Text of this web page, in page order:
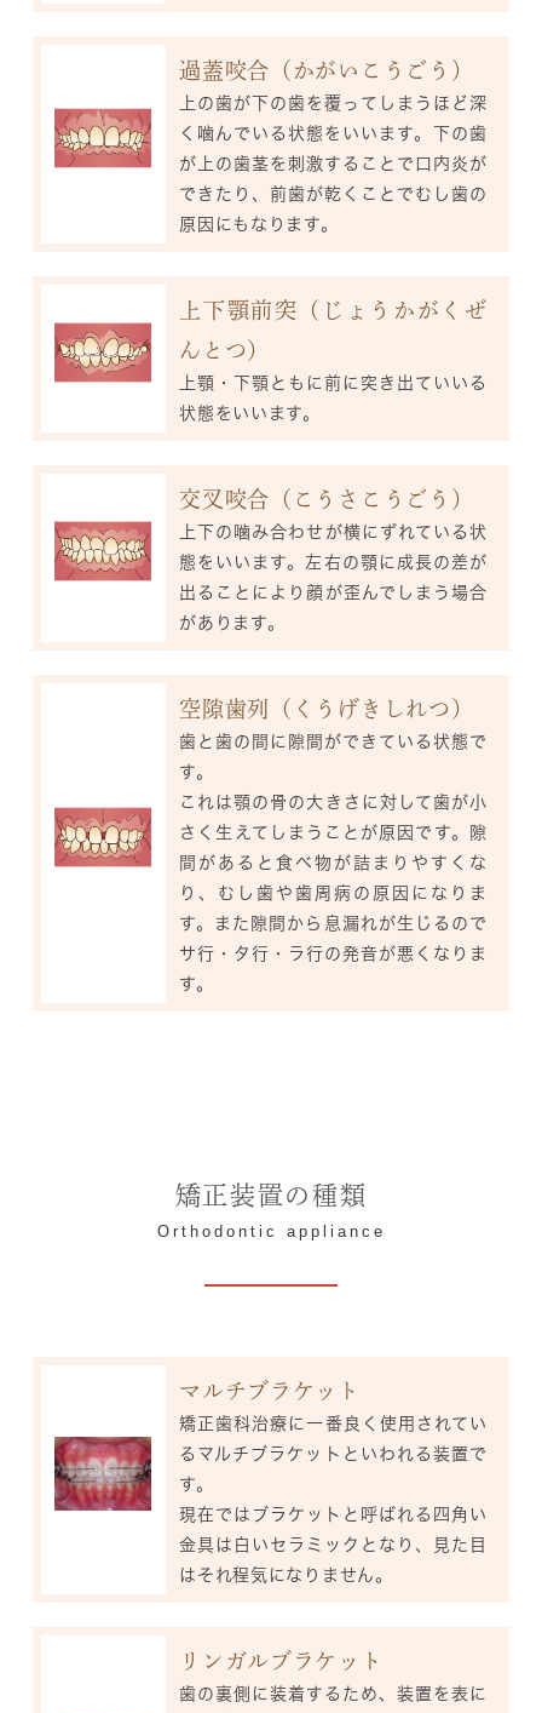
過蓋咬合（かがいこうごう）
上の歯が下の歯を覆ってしまうほど深
く噛んでいる状態をいいます。下の歯
が上の歯茎を刺激することで口内炎が
できたり、前歯が乾くことでむし歯の
原因にもなります。
上下顎前突（じょうかがくぜ
んとつ）
上顎・下顎ともに前に突き出ていいる
状態をいいます。
交叉咬合（こうさこうごう）
上下の噛み合わせが横にずれている状
態をいいます。左右の顎に成長の差が
出ることにより顔が歪んでしまう場合
があります。
空隙歯列（くうげきしれつ）
歯と歯の間に隙間ができている状態で
す。
これは顎の骨の大きさに対して歯が小
さく生えてしまうことが原因です。隙
間があると食べ物が詰まりやすくな
り、むし歯や歯周病の原因になりま
す。また隙間から息漏れが生じるので
サ行・タ行・ラ行の発音が悪くなりま
す。
矯正装置の種類
Orthodontic appliance
マルチブラケット
矯正歯科治療に一番良く使用されてい
るマルチブラケットといわれる装置で
す。
現在ではブラケットと呼ばれる四角い
金具は白いセラミックとなり、見た目
はそれ程気になりません。
リンガルブラケット
歯の裏側に装着するため、装置を表に